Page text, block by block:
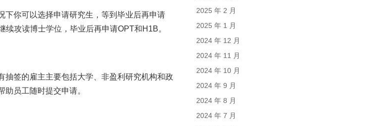
下你可以选择申请研究生，等到毕业后再申请
攻读博士学位，毕业后再申请OPT和H1B。
签的雇主主要包括大学、非盈利研究机构和政
员工随时提交申请。
2025 年 2 月
2025 年 1 月
2024 年 12 月
2024 年 11 月
2024 年 10 月
2024 年 9 月
2024 年 8 月
2024 年 7 月